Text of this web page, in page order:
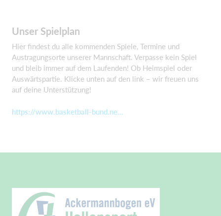
Unser Spielplan
Hier findest du alle kommenden Spiele, Termine und
Austragungsorte unserer Mannschaft. Verpasse kein Spiel
und bleib immer auf dem Laufenden! Ob Heimspiel oder
Auswärtspartie. Klicke unten auf den link – wir freuen uns
auf deine Unterstützung!
https://www.basketball-bund.ne...